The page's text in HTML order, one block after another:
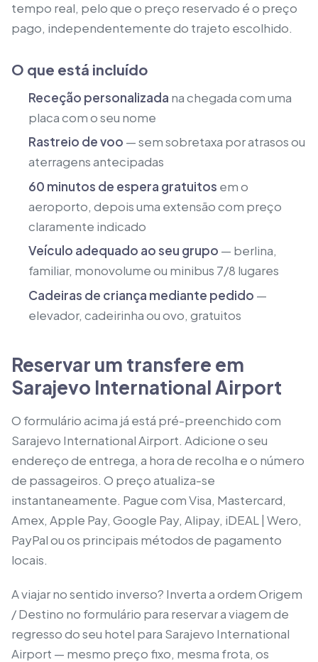
tempo real, pelo que o preço reservado é o preço
pago, independentemente do trajeto escolhido.
O que está incluído
Receção personalizada na chegada com uma
placa com o seu nome
Rastreio de voo — sem sobretaxa por atrasos ou
aterragens antecipadas
60 minutos de espera gratuitos em o
aeroporto, depois uma extensão com preço
claramente indicado
Veículo adequado ao seu grupo — berlina,
familiar, monovolume ou minibus 7/8 lugares
Cadeiras de criança mediante pedido —
elevador, cadeirinha ou ovo, gratuitos
Reservar um transfere em
Sarajevo International Airport
O formulário acima já está pré-preenchido com
Sarajevo International Airport. Adicione o seu
endereço de entrega, a hora de recolha e o número
de passageiros. O preço atualiza-se
instantaneamente. Pague com Visa, Mastercard,
Amex, Apple Pay, Google Pay, Alipay, iDEAL | Wero,
PayPal ou os principais métodos de pagamento
locais.
A viajar no sentido inverso? Inverta a ordem Origem
/ Destino no formulário para reservar a viagem de
regresso do seu hotel para Sarajevo International
Airport — mesmo preço fixo, mesma frota, os